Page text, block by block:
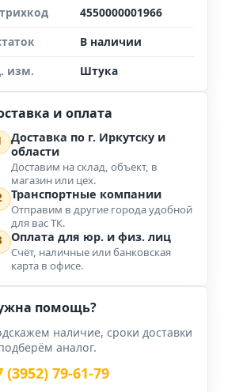
4550000001966
В наличии
изм.
Штука
и оплата
Доставка по г. Иркутску и
области
Доставим на склад, объект, в
магазин или цех.
Транспортные компании
Отправим в другие города удобной
для вас ТК.
Оплата для юр. и физ. лиц
Счёт, наличные или банковская
карта в офисе.
помощь?
наличие, сроки доставки
аналог.
(3952) 79-61-79